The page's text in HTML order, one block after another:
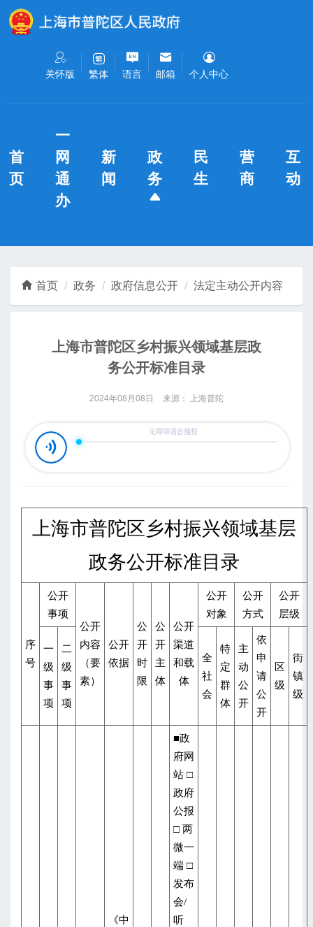
无障碍操作说明
关怀版 繁体 语言 邮箱 个人中心
首
页
一
网
通
办
新
闻
政
务
民
生
营
商
互
动
首页 政务 政府信息公开 法定主动公开内容
上海市普陀区乡村振兴领域基层政
务公开标准目录
2024年08月08日 来源： 上海普陀
上海市普陀区乡村振兴领域基层
政务公开标准目录
序
号
公开
事项
公开
内容
（要
素）
公开
依据
公
开
时
限
公
开
主
体
公开
渠道
和载
体
公开
对象
公开
方式
公开
层级
一
级
事
项
二
级
事
项
全
社
会
特
定
群
体
主
动
公
开
依
申
请
公
开
区
级
街
镇
级
《中
■政
府网
站 □
政府
公报
□ 两
微一
端 □
发布
会/
听